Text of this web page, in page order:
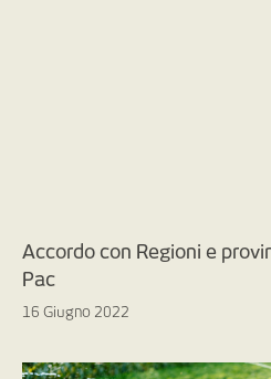
Accordo con Regioni e
Pac
16 Giugno 2022